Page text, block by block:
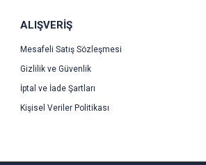
ALIŞVERİŞ
Mesafeli Satış Sözleşmesi
Gizlilik ve Güvenlik
İptal ve İade Şartları
Kişisel Veriler Politikası